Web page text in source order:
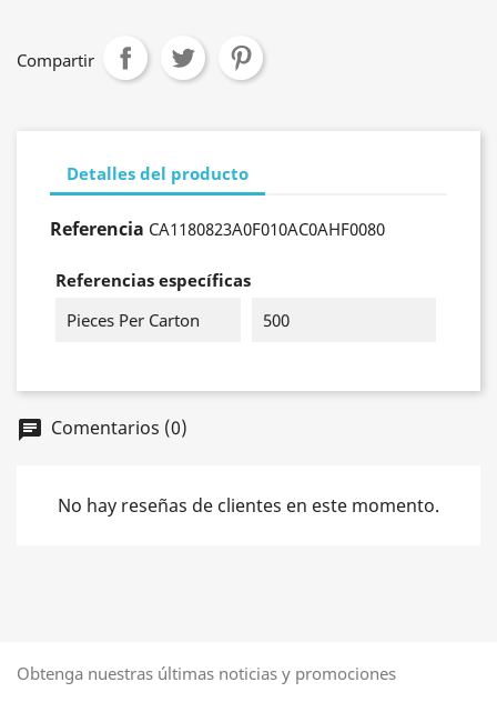
Compartir
Detalles del producto
Referencia CA1180823A0F010AC0AHF0080
Referencias específicas
Pieces Per Carton
500
Comentarios (0)
No hay reseñas de clientes en este momento.
Obtenga nuestras últimas noticias y promociones